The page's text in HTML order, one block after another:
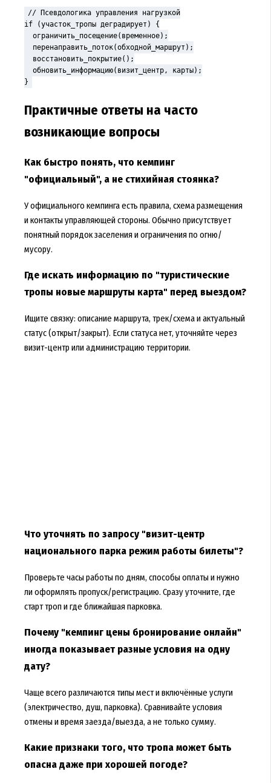
// Псевдологика управления нагрузкой
if (участок_тропы деградирует) {
  ограничить_посещение(временное);
  перенаправить_поток(обходной_маршрут);
  восстановить_покрытие();
  обновить_информацию(визит_центр, карты);
}
Практичные ответы на часто
возникающие вопросы
Как быстро понять, что кемпинг
"официальный", а не стихийная стоянка?
У официального кемпинга есть правила, схема размещения
и контакты управляющей стороны. Обычно присутствует
понятный порядок заселения и ограничения по огню/
мусору.
Где искать информацию по "туристические
тропы новые маршруты карта" перед выездом?
Ищите связку: описание маршрута, трек/схема и актуальный
статус (открыт/закрыт). Если статуса нет, уточняйте через
визит-центр или администрацию территории.
Что уточнять по запросу "визит-центр
национального парка режим работы билеты"?
Проверьте часы работы по дням, способы оплаты и нужно
ли оформлять пропуск/регистрацию. Сразу уточните, где
старт троп и где ближайшая парковка.
Почему "кемпинг цены бронирование онлайн"
иногда показывает разные условия на одну
дату?
Чаще всего различаются типы мест и включённые услуги
(электричество, душ, парковка). Сравнивайте условия
отмены и время заезда/выезда, а не только сумму.
Какие признаки того, что тропа может быть
опасна даже при хорошей погоде?